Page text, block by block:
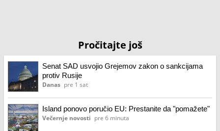
Pročitajte još
Senat SAD usvojio Grejemov zakon o sankcijama
protiv Rusije
Danas pre 1 sat
Island ponovo poručio EU: Prestanite da "pomažete"
Večernje novosti pre 6 minuta